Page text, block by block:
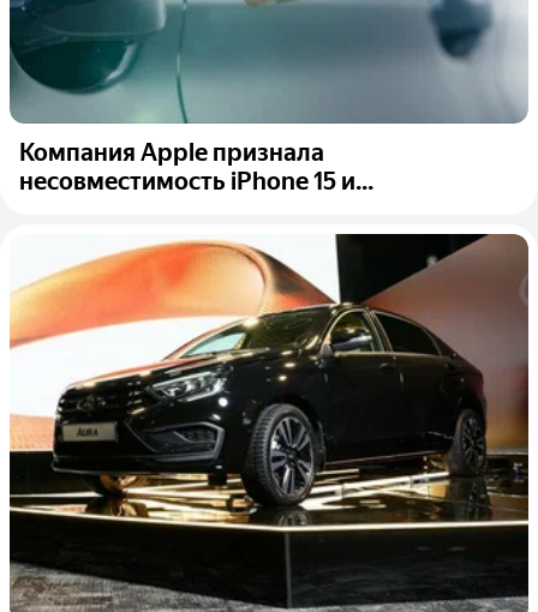
Компания Apple признала
несовместимость iPhone 15 и...